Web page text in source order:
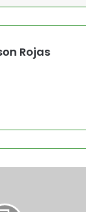
Rojas